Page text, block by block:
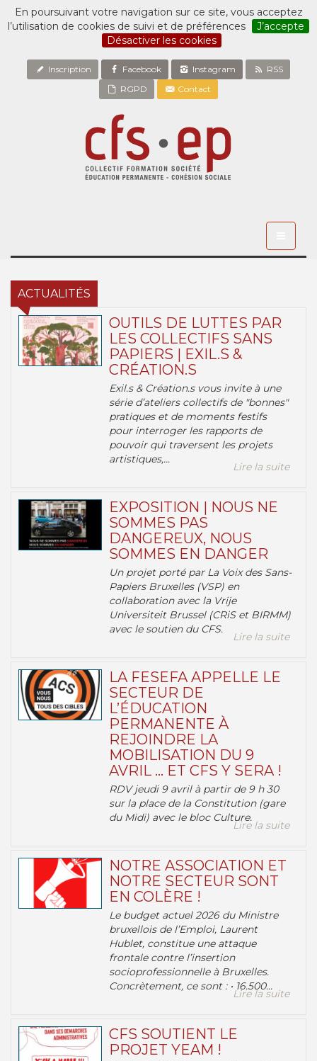
En poursuivant votre navigation sur ce site, vous acceptez
l’utilisation de cookies de suivi et de préférences
J’accepte
Désactiver les cookies
Inscription Facebook Instagram
RSS
RGPD
Contact
ACTUALITÉS
OUTILS DE LUTTES PAR
LES COLLECTIFS SANS
PAPIERS | EXIL.S &
CRÉATION.S
Exil.s & Création.s vous invite à une
série d’ateliers collectifs de "bonnes"
pratiques et de moments festifs
pour interroger les rapports de
pouvoir qui traversent les projets
artistiques,...
Lire la suite
EXPOSITION | NOUS NE
SOMMES PAS
DANGEREUX, NOUS
SOMMES EN DANGER
Un projet porté par La Voix des Sans-
Papiers Bruxelles (VSP) en
collaboration avec la Vrije
Universiteit Brussel (CRiS et BIRMM)
avec le soutien du CFS.
Lire la suite
LA FESEFA APPELLE LE
SECTEUR DE
L’ÉDUCATION
PERMANENTE À
REJOINDRE LA
MOBILISATION DU 9
AVRIL … ET CFS Y SERA !
RDV jeudi 9 avril à partir de 9 h 30
sur la place de la Constitution (gare
du Midi) avec le bloc Culture.
Lire la suite
NOTRE ASSOCIATION ET
NOTRE SECTEUR SONT
EN COLÈRE !
Le budget actuel 2026 du Ministre
bruxellois de l’Emploi, Laurent
Hublet, constitue une attaque
frontale contre l’insertion
socioprofessionnelle à Bruxelles.
Concrètement, ce sont : • 16.500...
Lire la suite
CFS SOUTIENT LE
PROJET YEAM !